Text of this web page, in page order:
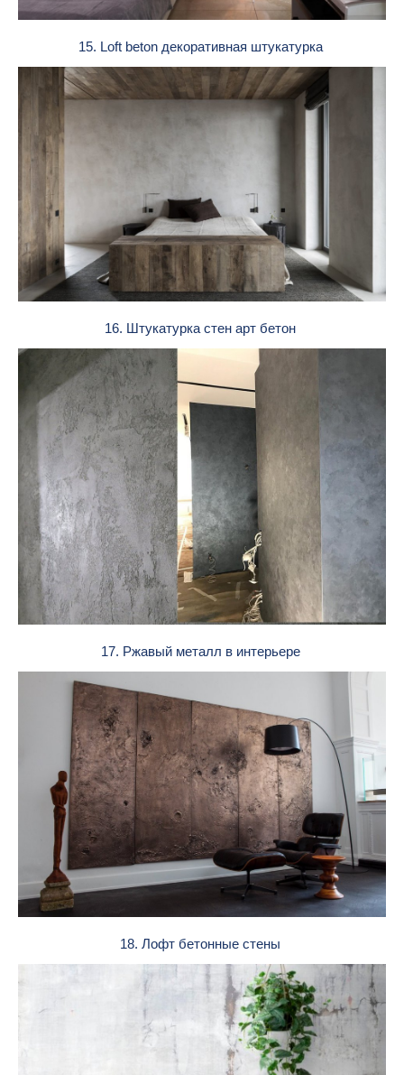
15. Loft beton декоративная штукатурка
16. Штукатурка стен арт бетон
17. Ржавый металл в интерьере
18. Лофт бетонные стены